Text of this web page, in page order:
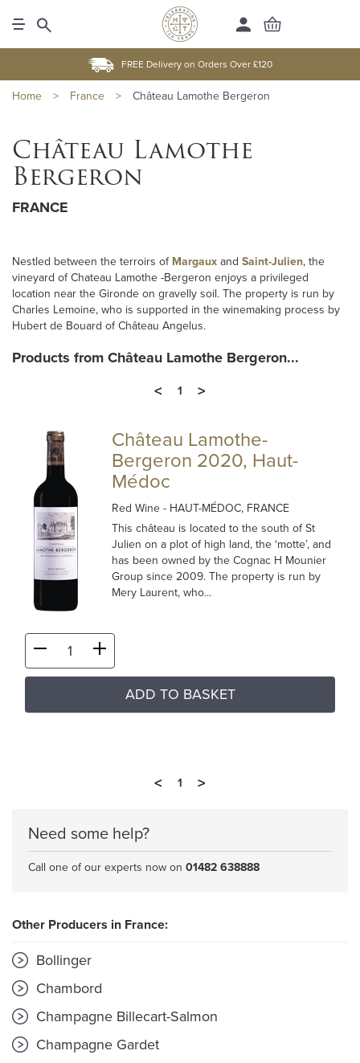
FREE Delivery on Orders Over £120
Home > France > Château Lamothe Bergeron
Château Lamothe
Bergeron
FRANCE
Nestled between the terroirs of Margaux and Saint-Julien, the
vineyard of Chateau Lamothe -Bergeron enjoys a privileged
location near the Gironde on gravelly soil. The property is run by
Charles Lemoine, who is supported in the winemaking process by
Hubert de Bouard of Château Angelus.
Products from Château Lamothe Bergeron...
<
1 >
Château Lamothe-
Bergeron 2020, Haut-
Médoc
Red Wine- HAUT-MÉDOC, FRANCE
This château is located to the south of St
Julien on a plot of high land, the ‘motte’, and
has been owned by the Cognac H Mounier
Group since 2009. The property is run by
Mery Laurent, who...
ADD TO BASKET
< 1 >
Need some help?
Call one of our experts now on 01482 638888
Other Producers in France:
Bollinger
Chambord
Champagne Billecart-Salmon
Champagne Gardet